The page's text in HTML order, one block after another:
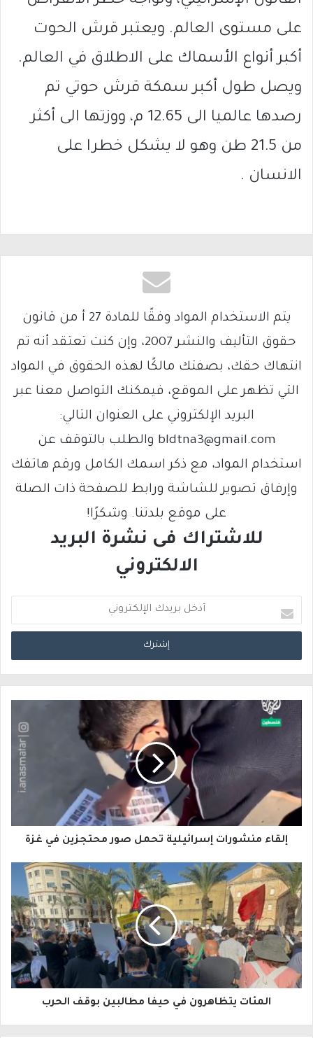
على مستوى العالم. ويعتبر قرش الحوت
أكبر أنواع الأسماك على الاطلاق في العالم.
ويصل طول أكبر سمكة قرش حوتي تم
رصدها عالميا الى 12.65 م، ووزتها الى أكثر
من 21.5 طن وهو لا يشكل خطرا على
الانسان .
يتم الاستخدام المواد وفقًا للمادة 27 أ من قانون
حقوق التأليف والنشر 2007، وإن كنت تعتقد أنه تم
انتهاك حقك، بصفتك مالكًا لهذه الحقوق في المواد
التي تظهر على الموقع، فيمكنك التواصل معنا عبر
البريد الإلكتروني على العنوان التالي:
bldtna3@gmail.com والطلب بالتوقف عن
استخدام المواد، مع ذكر اسمك الكامل ورقم هاتفك
وإرفاق تصوير للشاشة ورابط للصفحة ذات الصلة
على موقع بلدتنا. وشكرًا!
للاشتراك فى نشرة البريد
الالكتروني
د
خ
ي
ك
ا
إ
ل
ك
ت
ر
ن
إلقاء منشورات إسرائيلية تحمل صور محتجزين في غزة
المئات يتظاهرون في حيفا مطالبين بوقف الحرب